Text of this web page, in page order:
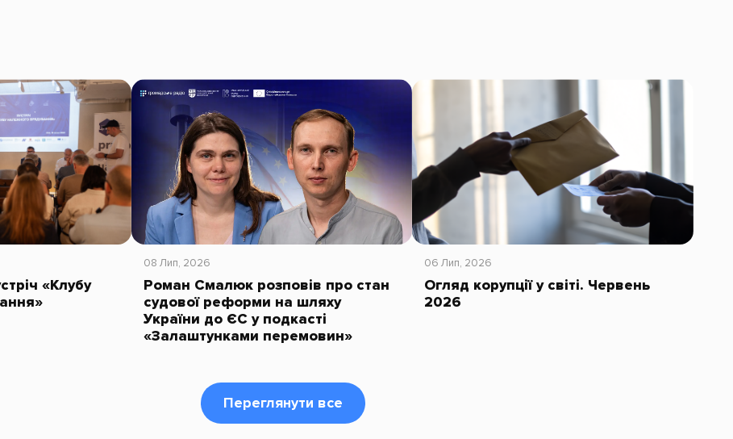
«Клубу
08 Лип, 2026
Роман Смалюк розповів про стан
судової реформи на шляху
України до ЄС у подкасті
«Залаштунками перемовин»
06 Лип, 2026
Огляд корупції у світі. Червень
2026
Переглянути все